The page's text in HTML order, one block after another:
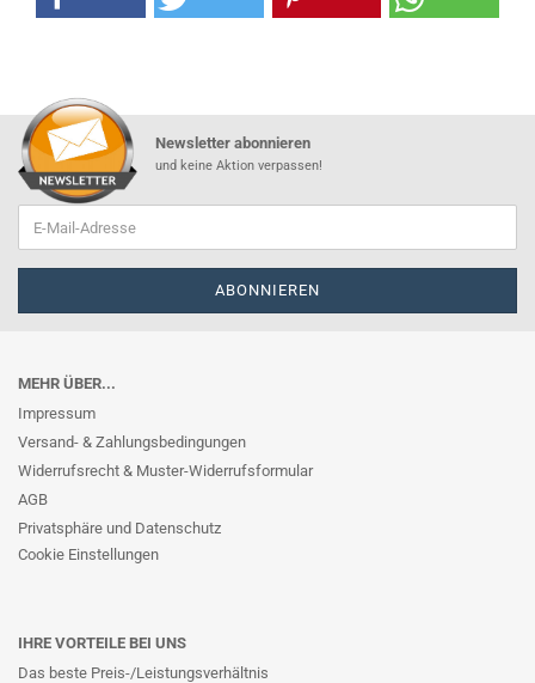
Newsletter abonnieren
und keine Aktion verpassen!
MEHR ÜBER...
Impressum
Versand- & Zahlungsbedingungen
Widerrufsrecht & Muster-Widerrufsformular
AGB
Privatsphäre und Datenschutz
Cookie Einstellungen
IHRE VORTEILE BEI UNS
Das beste Preis-/Leistungsverhältnis